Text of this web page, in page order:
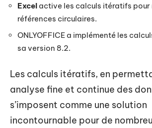
Excel active les calculs itératifs pour
références circulaires.
ONLYOFFICE a implémenté les
sa version 8.2.
Les calculs itératifs, en
analyse fine et continue des
s’imposent comme une solution
incontournable pour de